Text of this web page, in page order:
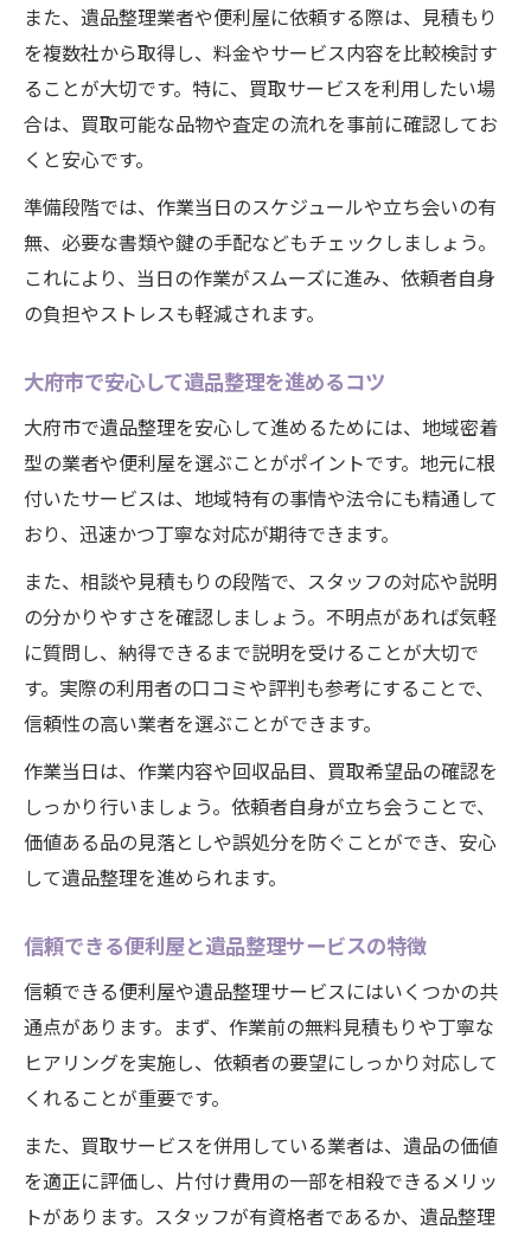
遺品整理で買取サービスを利用する理由
価値ある品を見極める遺品整理のコツ
買取と整理を同時に依頼する際の注意点
便利屋の買取付き遺品整理サービスとは
不要品をお得に処分できる遺品整理法
便利屋利用で手間なく遺品整理を実現
遺品整理がスムーズに進む便利屋の特徴
手間のかからない遺品整理サービス活用法
依頼
遺品整理と草刈りを同時に依頼する利点
即日対応も可能な遺品整理の便利屋活用術
遺品整理サービス選びで抑えるべきポイント
遺品整理サービス選びで注目すべき点
信頼できる遺品整理業者の見極め方
口コミや実績から選ぶ遺品整理サービス
女性スタッフ対応の遺品整理で安心を得る
遺品整理の見積もり比較と料金のポイント
遺品整理のプロに依頼する安心感の理由
遺品整理士が対応する安心のサービスとは
プロに依頼することで得られる心の余裕
専門知識を持つ遺品整理のプロの実力
遺品整理のプロによる丁寧な作業の流れ
家族の負担を軽減する遺品整理のサポート
また、遺品整理業者や便利屋に依頼する際は、見積もり
を複数社から取得し、料金やサービス内容を比較検討す
ることが大切です。特に、買取サービスを利用したい場
合は、買取可能な品物や査定の流れを事前に確認してお
くと安心です。
準備段階では、作業当日のスケジュールや立ち会いの有
無、必要な書類や鍵の手配などもチェックしましょう。
これにより、当日の作業がスムーズに進み、依頼者自身
の負担やストレスも軽減されます。
大府市で安心して遺品整理を進めるコツ
大府市で遺品整理を安心して進めるためには、地域密着
型の業者や便利屋を選ぶことがポイントです。地元に根
付いたサービスは、地域特有の事情や法令にも精通して
おり、迅速かつ丁寧な対応が期待できます。
また、相談や見積もりの段階で、スタッフの対応や説明
の分かりやすさを確認しましょう。不明点があれば気軽
に質問し、納得できるまで説明を受けることが大切で
す。実際の利用者の口コミや評判も参考にすることで、
信頼性の高い業者を選ぶことができます。
作業当日は、作業内容や回収品目、買取希望品の確認を
しっかり行いましょう。依頼者自身が立ち会うことで、
価値ある品の見落としや誤処分を防ぐことができ、安心
して遺品整理を進められます。
信頼できる便利屋と遺品整理サービスの特徴
信頼できる便利屋や遺品整理サービスにはいくつかの共
通点があります。まず、作業前の無料見積もりや丁寧な
ヒアリングを実施し、依頼者の要望にしっかり対応して
くれることが重要です。
また、買取サービスを併用している業者は、遺品の価値
を適正に評価し、片付け費用の一部を相殺できるメリッ
トがあります。スタッフが有資格者であるか、遺品整理